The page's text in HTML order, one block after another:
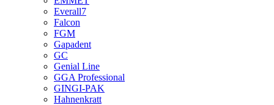
Everall7
Falcon
FGM
Gapadent
GC
Genial Line
GGA Professional
GINGI-PAK
Hahnenkratt